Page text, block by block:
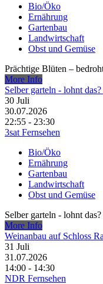
Bio/Öko
Ernährung
Gartenbau
Landwirtschaft
Obst und Gemüse
Prächtige Blüten –
More Info
Selber garteln - lohnt
30 Juli
30.07.2026
22:55 - 23:30
3sat Fernsehen
Bio/Öko
Ernährung
Gartenbau
Landwirtschaft
Obst und Gemüse
Selber garteln - lohnt
More Info
Weinanbau auf Schloss
31 Juli
31.07.2026
14:00 - 14:30
NDR Fernsehen